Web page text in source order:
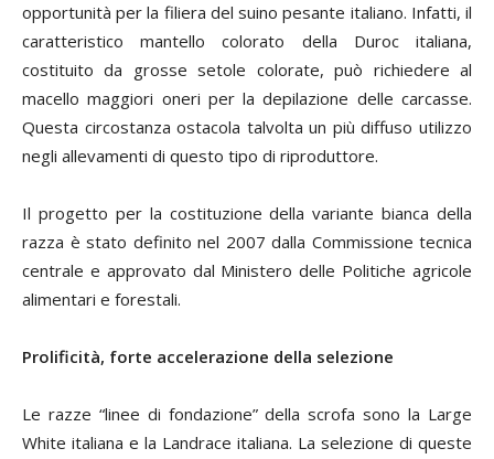
opportunità per la filiera del suino pesante italiano. Infatti, il
caratteristico mantello colorato della Duroc italiana,
costituito da grosse setole colorate, può richiedere al
macello maggiori oneri per la depilazione delle carcasse.
Questa circostanza ostacola talvolta un più diffuso utilizzo
negli allevamenti di questo tipo di riproduttore.
Il progetto per la costituzione della variante bianca della
razza è stato definito nel 2007 dalla Commissione tecnica
centrale e approvato dal Ministero delle Politiche agricole
alimentari e forestali.
Prolificità, forte accelerazione della selezione
Le razze “linee di fondazione” della scrofa sono la Large
White italiana e la Landrace italiana. La selezione di queste